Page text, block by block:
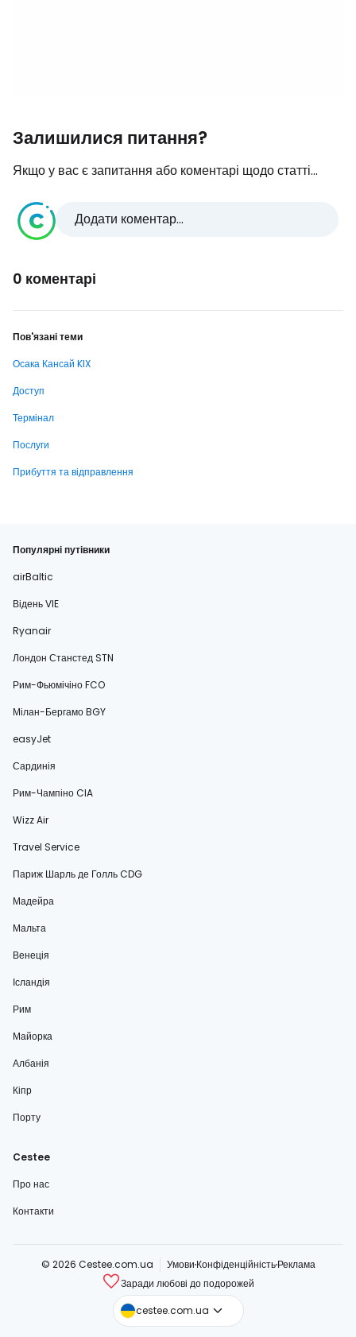
Залишилися питання?
Якщо у вас є запитання або коментарі щодо статті...
Додати коментар...
0 коментарі
Пов'язані теми
Осака Кансай KIX
Доступ
Термінал
Послуги
Прибуття та відправлення
Популярні путівники
airBaltic
Відень VIE
Ryanair
Лондон Станстед STN
Рим-Фьюмічіно FCO
Мілан-Бергамо BGY
easyJet
Сардинія
Рим-Чампіно CIA
Wizz Air
Travel Service
Париж Шарль де Голль CDG
Мадейра
Мальта
Венеція
Ісландія
Рим
Майорка
Албанія
Кіпр
Порту
Cestee
Про нас
Контакти
© 2026 Cestee.com.ua УмовиКонфіденційністьРеклама
Заради любові до подорожей
cestee.com.ua
cestee.com
cestee.sk